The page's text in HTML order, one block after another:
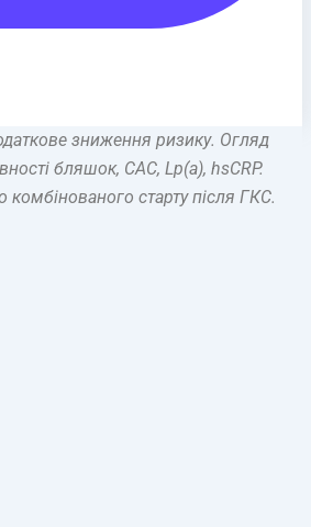
зниження ризику. Огляд
бляшок, CAC, Lp(a), hsCRP.
старту після ГКС.